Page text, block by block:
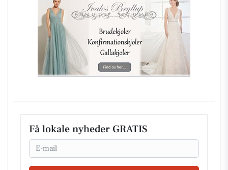
Få lokale nyheder GRATIS
Email